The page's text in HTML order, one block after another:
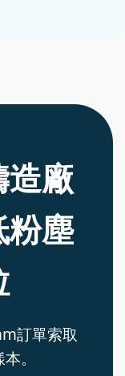
造廠
粉塵
訂單索取
。